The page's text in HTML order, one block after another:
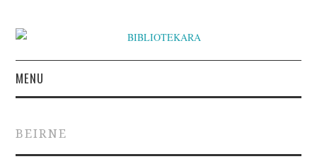
MENU
INSPIRACJE LITERACKIE
BEIRNE